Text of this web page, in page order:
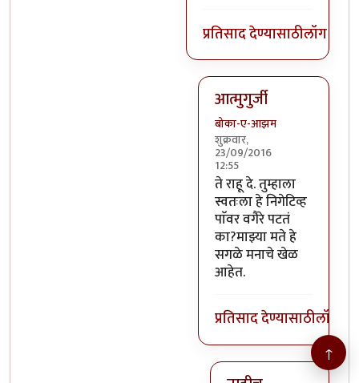
प्रतिसाद देण्यासाठीलॉग इन
आत्मुगुर्जी
बोका-ए-आझम
शुक्रवार,
23/09/2016
12:55
In reply to@तस्मात्
ते राहू दे. तुम्हाला
स्वतःला हे निगेटिव्ह
पाॅवर वगैरे पटतं
का?माझ्या मते हे
सगळे मनाचे खेळ
आहेत.
प्रतिसाद देण्यासाठीलॉग
↑